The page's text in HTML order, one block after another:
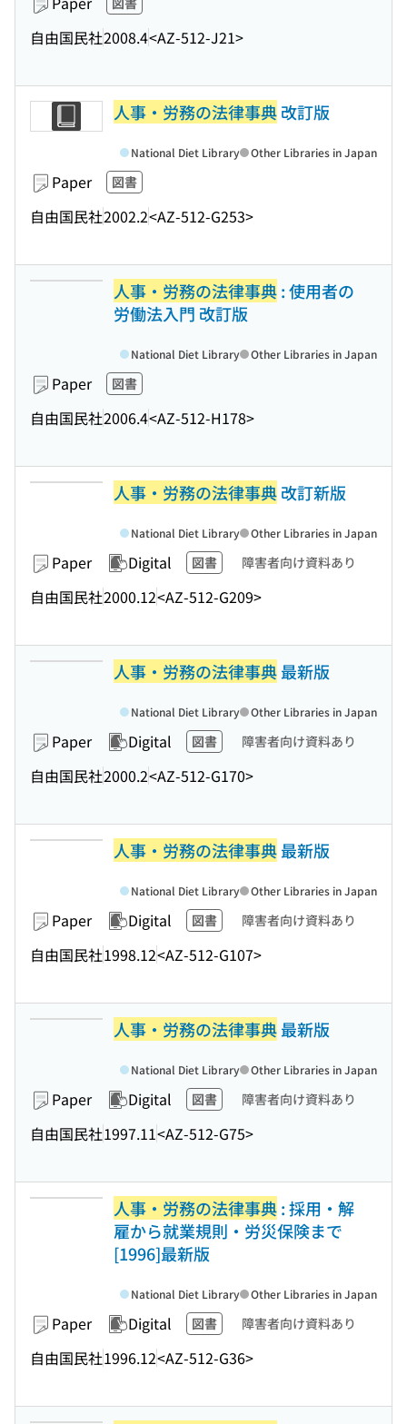
自由国民社2008.4<AZ-512-J21>
人事・労務の法律事典改訂版
Paper 図書
自由国民社2002.2<AZ-512-G253>
National Diet Library Other Libraries in Japan
人事・労務の法律事典: 使用者の
労働法入門 改訂版
Paper 図書
自由国民社2006.4<AZ-512-H178>
National Diet Library Other Libraries in Japan
人事・労務の法律事典改訂新版
Paper Digital 図書 障害者向け資料あり
自由国民社2000.12<AZ-512-G209>
National Diet Library Other Libraries in Japan
人事・労務の法律事典最新版
Paper Digital 図書 障害者向け資料あり
自由国民社2000.2<AZ-512-G170>
National Diet Library Other Libraries in Japan
人事・労務の法律事典最新版
Paper Digital 図書 障害者向け資料あり
自由国民社1998.12<AZ-512-G107>
National Diet Library Other Libraries in Japan
人事・労務の法律事典最新版
Paper Digital 図書 障害者向け資料あり
自由国民社1997.11<AZ-512-G75>
National Diet Library Other Libraries in Japan
人事・労務の法律事典: 採用・解
雇から就業規則・労災保険まで
[1996]最新版
Paper Digital 図書 障害者向け資料あり
自由国民社1996.12<AZ-512-G36>
National Diet Library Other Libraries in Japan